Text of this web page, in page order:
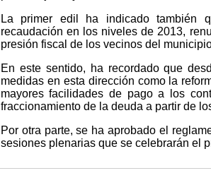
La primer edil ha indicado también
recaudación en los niveles de 2013,
presión fiscal de los vecinos del
En este sentido, ha recordado que
medidas en esta dirección como la
mayores facilidades de pago a los
fraccionamiento de la deuda a partir de
Por otra parte, se ha aprobado el
sesiones plenarias que se celebrarán el